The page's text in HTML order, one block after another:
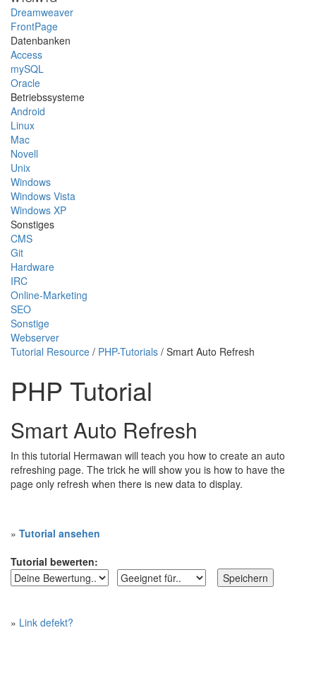
Dreamweaver
FrontPage
Datenbanken
Access
mySQL
Oracle
Betriebssysteme
Android
Linux
Mac
Novell
Unix
Windows
Windows Vista
Windows XP
Sonstiges
CMS
Git
Hardware
IRC
Online-Marketing
SEO
Sonstige
Webserver
Tutorial Resource / PHP-Tutorials / Smart Auto Refresh
PHP Tutorial
Smart Auto Refresh
In this tutorial Hermawan will teach you how to create an auto
refreshing page. The trick he will show you is how to have the
page only refresh when there is new data to display.
» Tutorial ansehen
Tutorial bewerten:
» Link defekt?